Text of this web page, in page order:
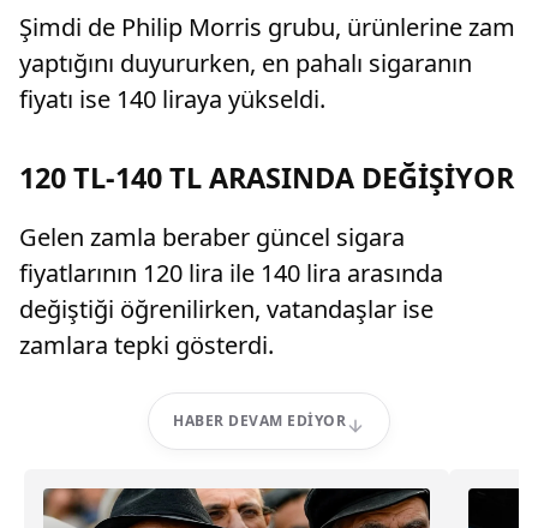
Şimdi de Philip Morris grubu, ürünlerine zam
yaptığını duyururken, en pahalı sigaranın
fiyatı ise 140 liraya yükseldi.
120 TL-140 TL ARASINDA DEĞİŞİYOR
Gelen zamla beraber güncel sigara
fiyatlarının 120 lira ile 140 lira arasında
değiştiği öğrenilirken, vatandaşlar ise
zamlara tepki gösterdi.
HABER DEVAM EDIYOR